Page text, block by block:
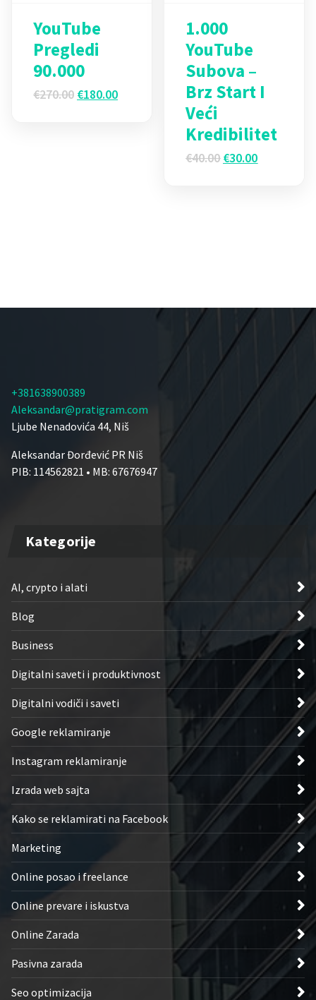
YouTube
Pregledi
90.000
€270.00 Originalna
€180.00Trenutna
1.000
YouTube
Subova –
Brz Start I
Veći
Kredibilitet
€40.00 Originalna
€30.00Trenutna
+381638900389
Aleksandar@pratigram.com
Ljube Nenadovića 44, Niš
Aleksandar Đorđević PR Niš
PIB: 114562821 • MB: 67676947
Kategorije
AI, crypto i alati
Blog
Business
Digitalni saveti i produktivnost
Digitalni vodiči i saveti
Google reklamiranje
Instagram reklamiranje
Izrada web sajta
Kako se reklamirati na Facebook
Marketing
Online posao i freelance
Online prevare i iskustva
Online Zarada
Pasivna zarada
Seo optimizacija